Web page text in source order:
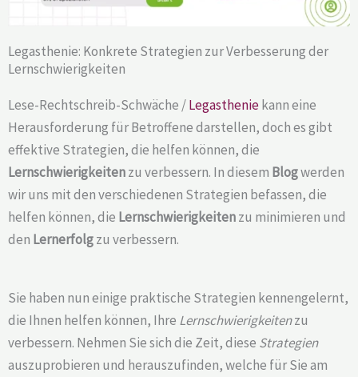
Legasthenie: Konkrete Strategien zur Verbesserung der
Lernschwierigkeiten
Lese-Rechtschreib-Schwäche /Legastheniekann eine
Herausforderung für Betroffene darstellen, doch es gibt
effektive Strategien, die helfen können, die
Lernschwierigkeitenzu verbessern. In diesem Blogwerden
wir uns mit den verschiedenen Strategien befassen, die
helfen können, die Lernschwierigkeitenzu minimieren und
den Lernerfolgzu verbessern.
Sie haben nun einige praktische Strategien kennengelernt,
die Ihnen helfen können, Ihre Lernschwierigkeitenzu
verbessern. Nehmen Sie sich die Zeit, diese Strategien
auszuprobieren und herauszufinden, welche für Sie am